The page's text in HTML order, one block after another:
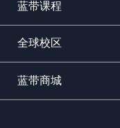
蓝带课程
全球校区
蓝带商城